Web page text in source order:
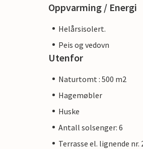
Oppvarming / Energi
Helårsisolert.
Peis og vedovn
Utenfor
Naturtomt : 500 m2
Hagemøbler
Huske
Antall solsenger: 6
Terrasse el. lignende